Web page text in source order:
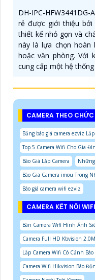
DH-IPC-
rẻ được giới thiệu bởi
thiết kế nhỏ gọn và
này là lựa chọn hoàn
hoặc văn phòng. Với
cung cấp một hệ
CAMERA THEO
Bảng báo giá camera ezviz
Top 5 Camera Wifi Cho Gia
Báo Giá Lắp Camera
Báo Giá Camera imou Trong
Báo giá camera wifi ezviz
CAMERA KẾT NỐI WIFI
Bán Camera Wifi Hình Ảnh
Camera Full HD Kbvision
Lắp Camera Wifi Có Cảnh
Camera Wifi Hikvision Báo